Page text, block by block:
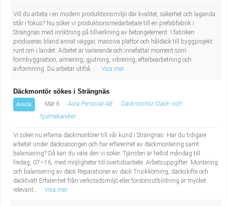
Vill du arbeta i en modern produktionsmiljö där kvalitet, säkerhet och laganda
står i fokus? Nu söker vi produktionsmedarbetare till en prefabfabrik i
Strängnäs med inriktning på tillverkning av betongelement. I fabriken
produceras bland annat väggar, massiva plattor och håldäck till byggprojekt
runt om i landet. Arbetet är varierande och innefattar moment som
formbyggnation, armering, gjutning, vibrering, efterbearbetning och
avformning. Du arbetar utifrå...
Visa mer
Däckmontör sökes i Strängnäs
Ansök Mar 6 Aura Personal AB
Däckmontör/Däck- och
hjulmekaniker
Vi söker nu erfarna däckmontörer till vår kund i Strängnäs. Har du tidigare
arbetat under däcksäsongen och har erfarenhet av däckmontering samt
balansering? Då kan du vara den vi söker. Tjänsten är heltid måndag till
fredag, 07–16, med möjligheter till övertidsarbete. Arbetsuppgifter: Montering
och balansering av däck Reparationer av däck Truckkörning, däckskifte och
däcktvätt Erfarenhet från verkstadsmiljö eller fordonsutbildning är mycket
relevant...
Visa mer